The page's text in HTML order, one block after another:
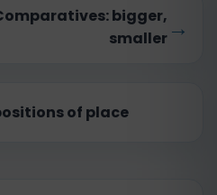
of place
bigger,
smaller →